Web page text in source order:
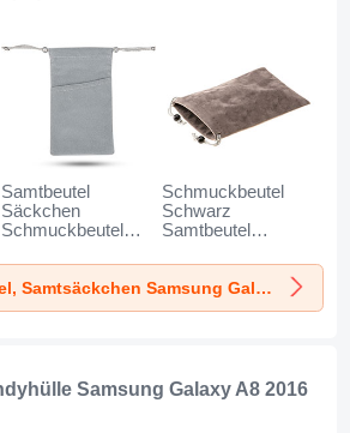
Samtbeutel
Säckchen
Schmuckbeutel
für Samsung
Galaxy A8 2016
A8100 A810F Grau
Schmuckbeutel
Schwarz
Samtbeutel
Universal S05 für
Samsung Galaxy
A8 2016 A8100
Mehr Samtbeutel, Samtsäckchen Samsung Galaxy A8 2016 A8100 A810F
Samsung Galaxy A8 2016